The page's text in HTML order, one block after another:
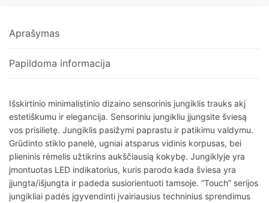
Aprašymas
Papildoma informacija
Išskirtinio minimalistinio dizaino sensorinis jungiklis trauks akį
estetiškumu ir elegancija. Sensoriniu jungikliu įjungsite šviesą
vos prisilietę. Jungiklis pasižymi paprastu ir patikimu valdymu.
Grūdinto stiklo panelė, ugniai atsparus vidinis korpusas, bei
plieninis rėmelis užtikrins aukščiausią kokybę. Jungiklyje yra
įmontuotas LED indikatorius, kuris parodo kada šviesa yra
įjungta/išjungta ir padeda susiorientuoti tamsoje. “Touch” serijos
jungikliai padės įgyvendinti įvairiausius techninius sprendimus